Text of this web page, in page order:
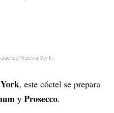
de Nueva York.
, este cóctel se prepara
y Prosecco.